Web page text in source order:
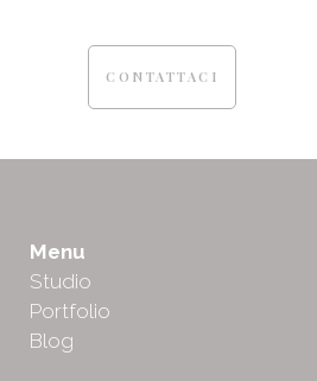
CONTATTACI
Menu
Studio
Portfolio
Blog